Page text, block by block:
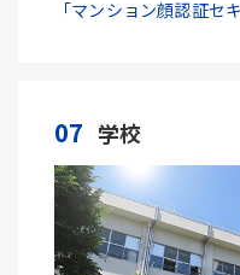
「マンション顔認証セ
07 学校